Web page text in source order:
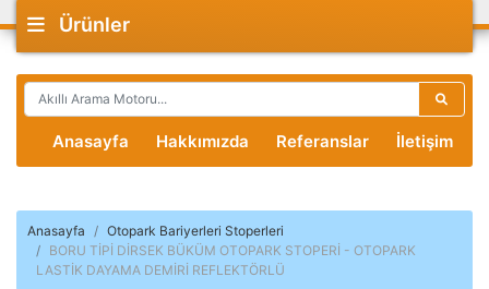
Ürünler
Anasayfa Hakkımızda Referanslar İletişim
Anasayfa
Otopark Bariyerleri Stoperleri
BORU TİPİ DİRSEK BÜKÜM OTOPARK STOPERİ - OTOPARK
LASTİK DAYAMA DEMİRİ REFLEKTÖRLÜ